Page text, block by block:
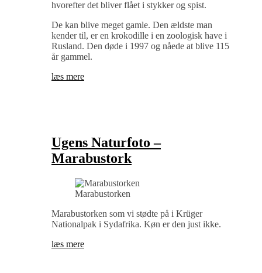
hvorefter det bliver flået i stykker og spist.
De kan blive meget gamle. Den ældste man
kender til, er en krokodille i en zoologisk have i
Rusland. Den døde i 1997 og nåede at blive 115
år gammel.
læs mere
Ugens Naturfoto –
Marabustork
Marabustorken
Marabustorken som vi stødte på i Krüger
Nationalpak i Sydafrika. Køn er den just ikke.
læs mere